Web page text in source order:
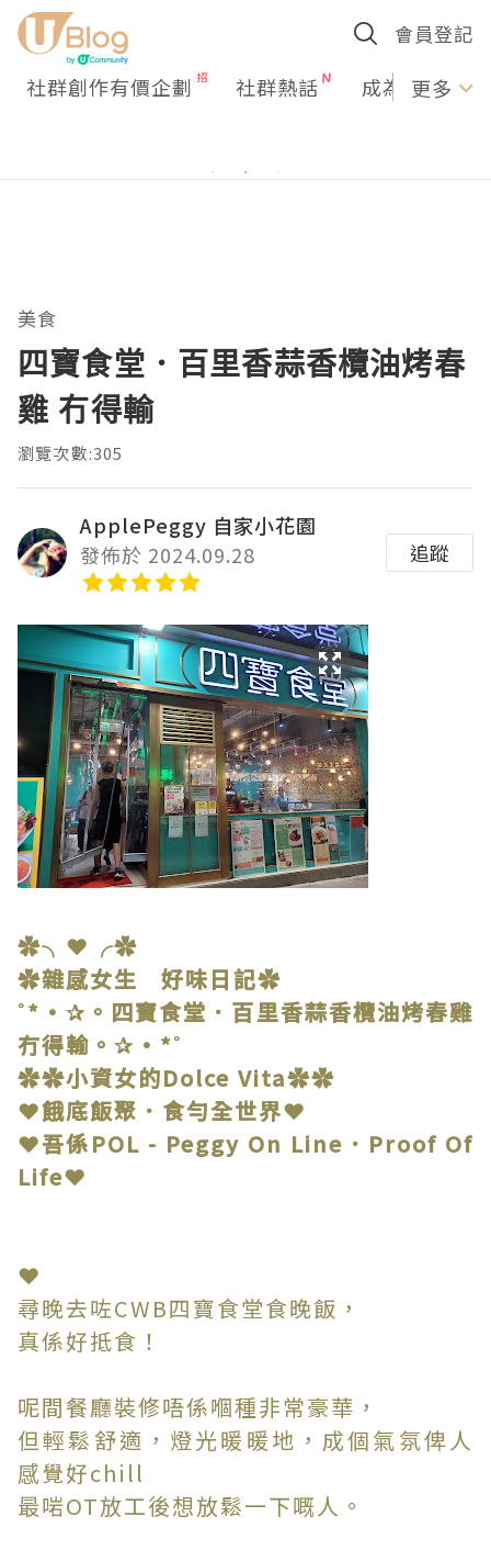
會員登記
社群創作有價企劃 社群熱話 成為U更多
美食
四寶食堂．百里香蒜香欖油烤春
雞 冇得輸
瀏覽次數:305
ApplePeggy 自家小花園
發佈於 2024.09.28
追蹤
✿╮❤╭✿
✿雜感女生 好味日記✿
˚*•✰。四寶食堂．百里香蒜香欖油烤春雞
冇得輸。✰•*˚
✿✿小資女的Dolce Vita✿✿
❤餓底飯聚．食勻全世界❤
❤吾係POL - Peggy On Line．Proof Of
Life❤
❤
尋晚去咗CWB四寶食堂食晚飯，
真係好抵食！
呢間餐廳裝修唔係嗰種非常豪華，
但輕鬆舒適，燈光暖暖地，成個氣氛俾人
感覺好chill
最啱OT放工後想放鬆一下嘅人。